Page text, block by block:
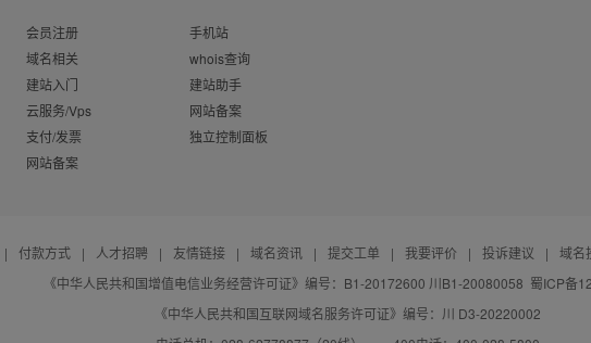
会员注册
域名相关
建站入门
云服务/Vps
支付/发票
网站备案
手机站
whois查询
建站助手
网站备案
独立控制面板
| 付款方式 | 人才招聘 | 友情链接 | 域名资讯 | 提交工单 | 我要评价 | 投诉建议 |
域名
《中华人民共和国增值电信业务经营许可证》编号：B1-20172600 川B1-20080058 蜀ICP备
《中华人民共和国互联网域名服务许可证》编号：川 D3-20220002